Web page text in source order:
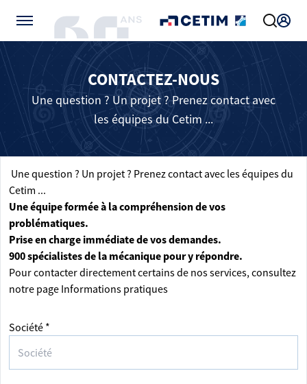
CONTACTEZ-NOUS
Une question ? Un projet ? Prenez contact avec
les équipes du Cetim ...
Une question ? Un projet ? Prenez contact avec les équipes du
Cetim ...
Une équipe formée à la compréhension de vos
problématiques.
Prise en charge immédiate de vos demandes.
900 spécialistes de la mécanique pour y répondre.
Pour contacter directement certains de nos services, consultez
notre page Informations pratiques
Société *